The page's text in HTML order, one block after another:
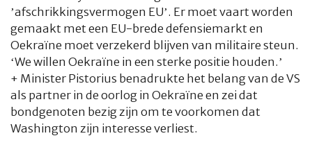
’afschrikkingsvermogen EU’. Er moet vaart worden
gemaakt met een EU-brede defensiemarkt en
Oekraïne moet verzekerd blijven van militaire steun.
‘We willen Oekraïne in een sterke positie houden.’
+ Minister Pistorius benadrukte het belang van de VS
als partner in de oorlog in Oekraïne en zei dat
bondgenoten bezig zijn om te voorkomen dat
Washington zijn interesse verliest.